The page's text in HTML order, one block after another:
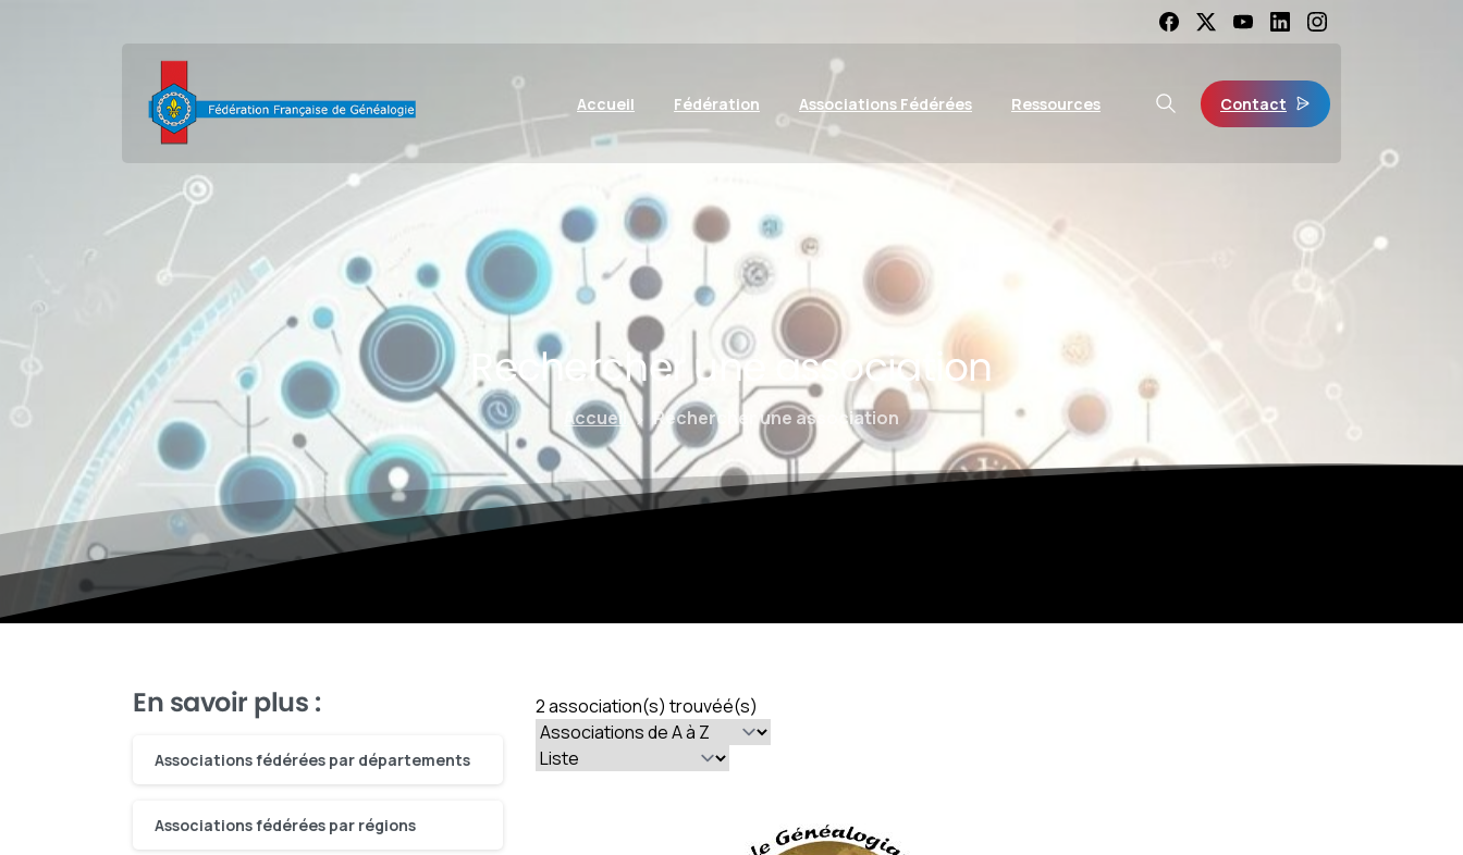
Accueil Fédération Associations Fédérées Ressources Contact
Rechercher une association
Accueil Rechercher une association
En savoir plus :
Associations fédérées par départements
Associations fédérées par régions
2 association(s) trouvéé(s)